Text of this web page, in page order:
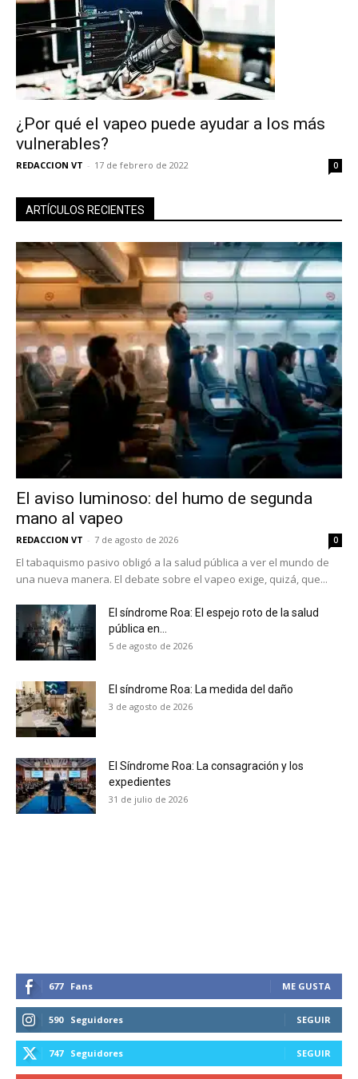
No te pierdas de las
últimas noticias
Suscríbete a nuestro boletín diario y
recibe todas las noticias del vapeo y la
reducción de daños en tu correo
electrónico.
Subscribe to our daily clipping and
receive all the news of vaping and
tobacco harm reduction in your email.
SUBSCRIBIRSE
¿Por qué el vapeo puede ayudar a los más
vulnerables?
REDACCION VT - 17 de febrero de 2022 0
ARTÍCULOS RECIENTES
El aviso luminoso: del humo de segunda
mano al vapeo
REDACCION VT - 7 de agosto de 2026 0
El tabaquismo pasivo obligó a la salud pública a ver el mundo de
una nueva manera. El debate sobre el vapeo exige, quizá, que...
El síndrome Roa: El espejo roto de la salud
pública en...
5 de agosto de 2026
El síndrome Roa: La medida del daño
3 de agosto de 2026
El Síndrome Roa: La consagración y los
expedientes
31 de julio de 2026
677 Fans ME GUSTA
590 Seguidores SEGUIR
747 Seguidores SEGUIR